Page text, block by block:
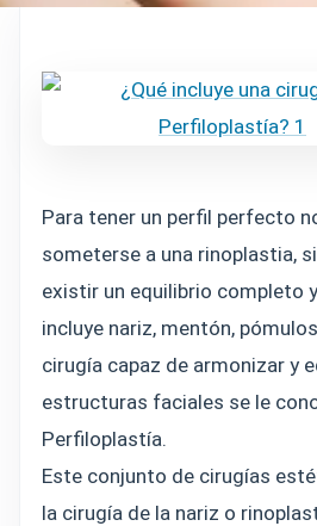
Para tener un perfil perfecto
someterse a una rinoplastia,
existir un equilibrio completo
incluye nariz, mentón,
cirugía capaz de armonizar y
estructuras faciales se le
Perfiloplastía.
Este conjunto de cirugías
la cirugía de la nariz o